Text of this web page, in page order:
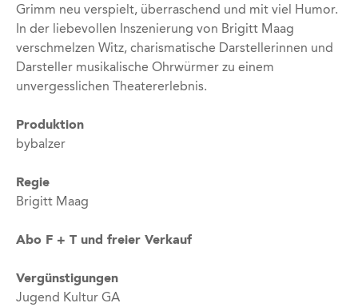
Grimm neu verspielt, überraschend und mit viel Humor.
In der liebevollen Inszenierung von Brigitt Maag
verschmelzen Witz, charismatische Darstellerinnen und
Darsteller musikalische Ohrwürmer zu einem
unvergesslichen Theatererlebnis.
Produktion
bybalzer
Regie
Brigitt Maag
Abo F + T und freier Verkauf
Vergünstigungen
Jugend Kultur GA